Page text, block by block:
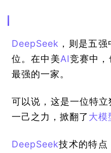
DeepSeek ，则是五
位。在中美AI竞赛中
最强的一家。
可以说，这是一位特
一己之力，掀翻了大模
DeepSeek技术的特点